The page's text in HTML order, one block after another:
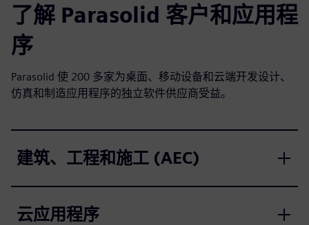
了解 Parasolid 客户和应用程
序
Parasolid 使 200 多家为桌面、移动设备和云端开发设计、
仿真和制造应用程序的独立软件供应商受益。
建筑、工程和施工 (AEC)
云应用程序